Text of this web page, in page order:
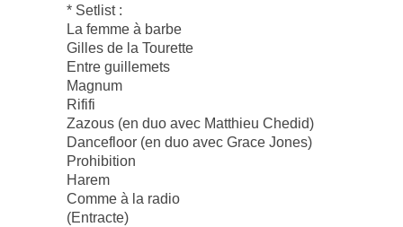
* Setlist :
La femme à barbe
Gilles de la Tourette
Entre guillemets
Magnum
Rififi
Zazous (en duo avec Matthieu Chedid)
Dancefloor (en duo avec Grace Jones)
Prohibition
Harem
Comme à la radio
(Entracte)